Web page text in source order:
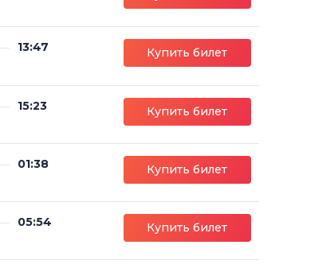
13:47 Купить билет
15:23 Купить билет
01:38 Купить билет
05:54 Купить билет